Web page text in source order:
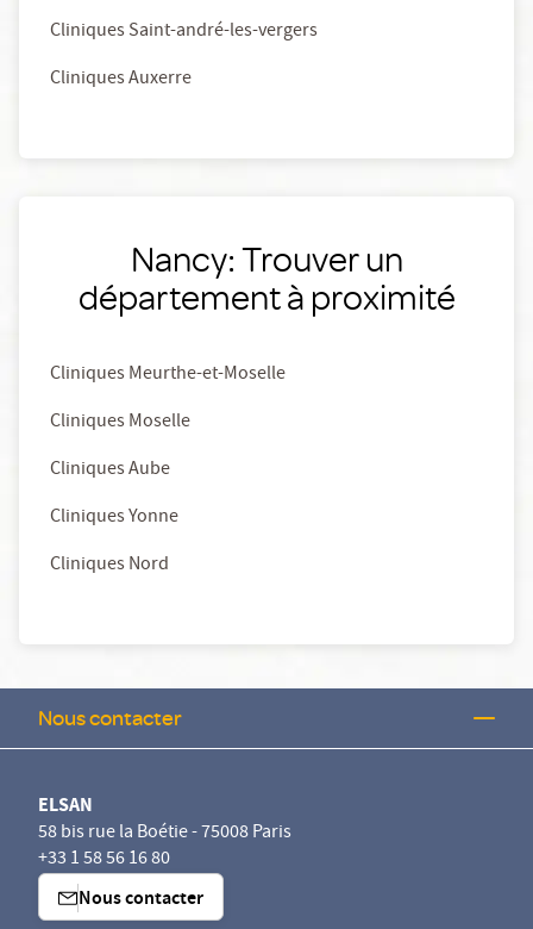
Cliniques Saint-andré-les-vergers
Cliniques Auxerre
Nancy: Trouver un
département à proximité
Cliniques Meurthe-et-Moselle
Cliniques Moselle
Cliniques Aube
Cliniques Yonne
Cliniques Nord
Nous contacter
ELSAN
58 bis rue la Boétie - 75008 Paris
+33 1 58 56 16 80
Nous contacter